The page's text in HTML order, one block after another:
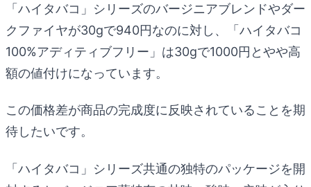
「ハイタバコ」シリーズのバージニアブレンドやダー
クファイヤが30gで940円なのに対し、「ハイタバコ
100%アディティブフリー」は30gで1000円とやや高
額の値付けになっています。
この価格差が商品の完成度に反映されていることを期
待したいです。
「ハイタバコ」シリーズ共通の独特のパッケージを開